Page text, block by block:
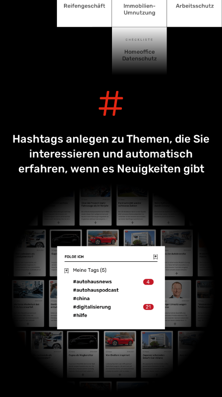
Hashtags anlegen zu Themen, die Sie
interessieren und automatisch
erfahren, wenn es Neuigkeiten gibt